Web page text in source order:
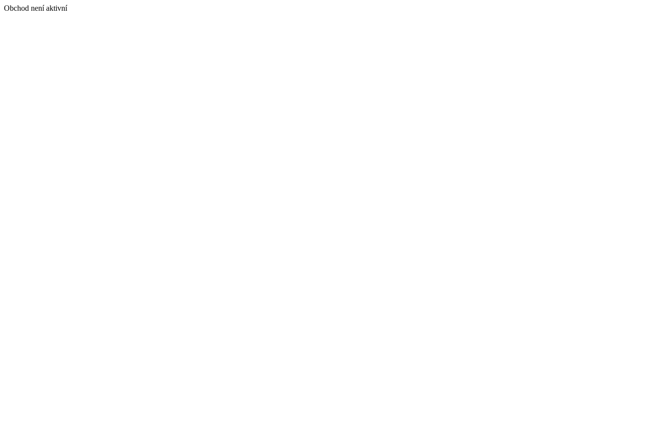
Obchod není aktivní